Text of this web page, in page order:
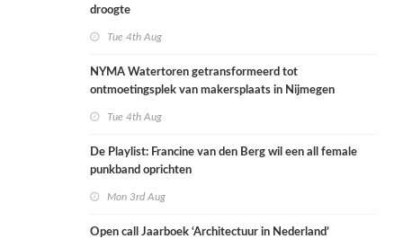
droogte
Tue 4th Aug
NYMA Watertoren getransformeerd tot
ontmoetingsplek van makersplaats in Nijmegen
Tue 4th Aug
De Playlist: Francine van den Berg wil een all female
punkband oprichten
Mon 3rd Aug
Open call Jaarboek ‘Architectuur in Nederland’